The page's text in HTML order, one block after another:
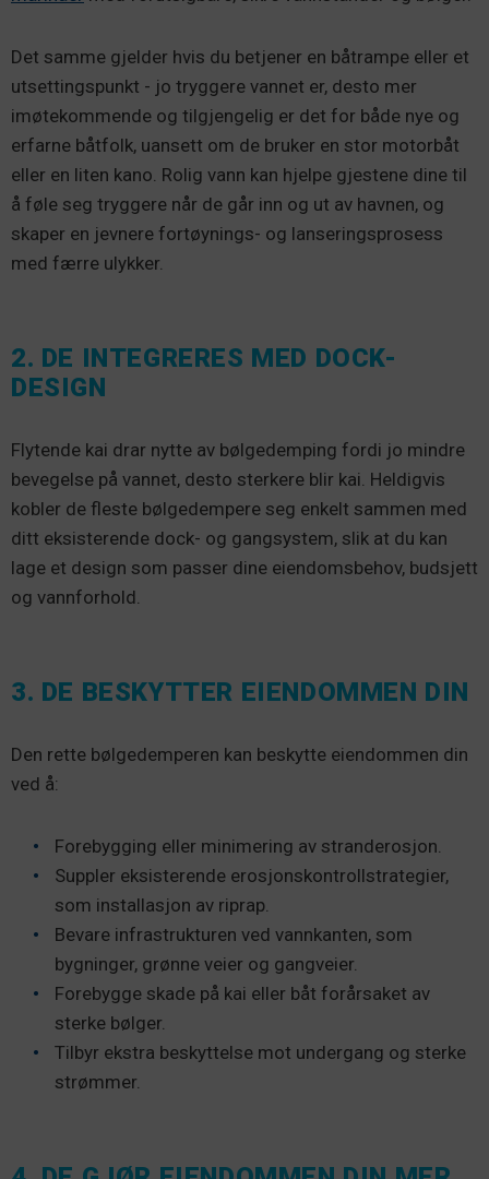
Det samme gjelder hvis du betjener en båtrampe eller et
utsettingspunkt - jo tryggere vannet er, desto mer
imøtekommende og tilgjengelig er det for både nye og
erfarne båtfolk, uansett om de bruker en stor motorbåt
eller en liten kano. Rolig vann kan hjelpe gjestene dine til
å føle seg tryggere når de går inn og ut av havnen, og
skaper en jevnere fortøynings- og lanseringsprosess
med færre ulykker.
2. DE INTEGRERES MED DOCK-
DESIGN
Flytende kai drar nytte av bølgedemping fordi jo mindre
bevegelse på vannet, desto sterkere blir kai. Heldigvis
kobler de fleste bølgedempere seg enkelt sammen med
ditt eksisterende dock- og gangsystem, slik at du kan
lage et design som passer dine eiendomsbehov, budsjett
og vannforhold.
3. DE BESKYTTER EIENDOMMEN DIN
Den rette bølgedemperen kan beskytte eiendommen din
ved å:
Forebygging eller minimering av stranderosjon.
Suppler eksisterende erosjonskontrollstrategier,
som installasjon av riprap.
Bevare infrastrukturen ved vannkanten, som
bygninger, grønne veier og gangveier.
Forebygge skade på kai eller båt forårsaket av
sterke bølger.
Tilbyr ekstra beskyttelse mot undergang og sterke
strømmer.